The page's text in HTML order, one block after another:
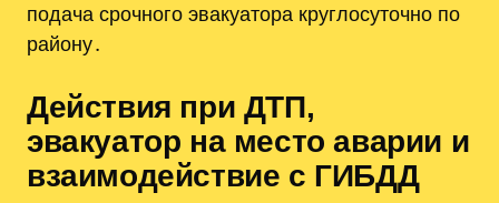
подача срочного эвакуатора круглосуточно по
району․
Действия при ДТП,
эвакуатор на место аварии и
взаимодействие с ГИБДД